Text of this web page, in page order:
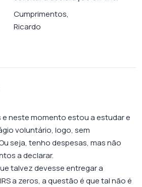
Cumprimentos,
Ricardo
e neste momento estou a estudar e
voluntário, logo, sem
seja, tenho despesas, mas não
a declarar.
talvez devesse entregar a
a zeros, a questão é que tal não é